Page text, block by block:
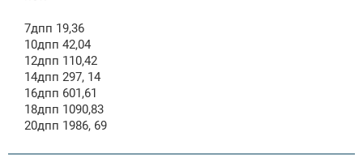
7дпп 19,36
10дпп 42,04
12дпп 110,42
14дпп 297, 14
16дпп 601,61
18дпп 1090,83
20дпп 1986, 69